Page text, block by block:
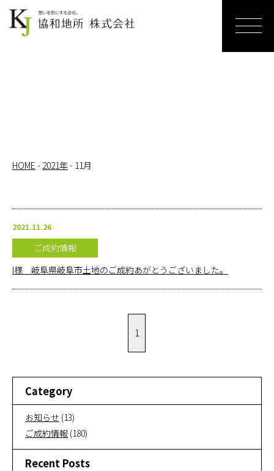
ホーム
HOME - 2021年- 11月
2021.11.26
ご成約情報
I様 岐阜県岐阜市土地のご成約あがとうございました。
1
Category
お知らせ (13)
ご成約情報 (180)
Recent Posts